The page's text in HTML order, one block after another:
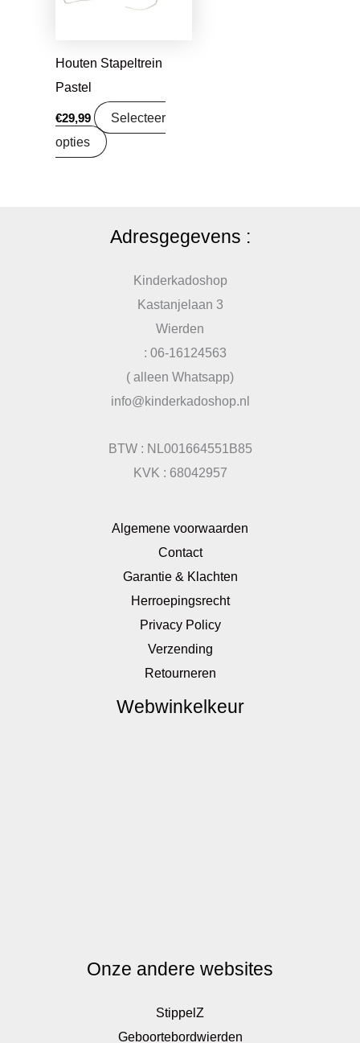
Houten Stapeltrein
Pastel
€29,99
Selecteer
opties
Adresgegevens :
Kinderkadoshop
Kastanjelaan 3
Wierden
: 06-16124563
( alleen Whatsapp)
info@kinderkadoshop.nl
BTW : NL001664551B85
KVK : 68042957
Algemene voorwaarden
Contact
Garantie & Klachten
Herroepingsrecht
Privacy Policy
Verzending
Retourneren
Webwinkelkeur
Onze andere websites
StippelZ
Geboortebordwierden